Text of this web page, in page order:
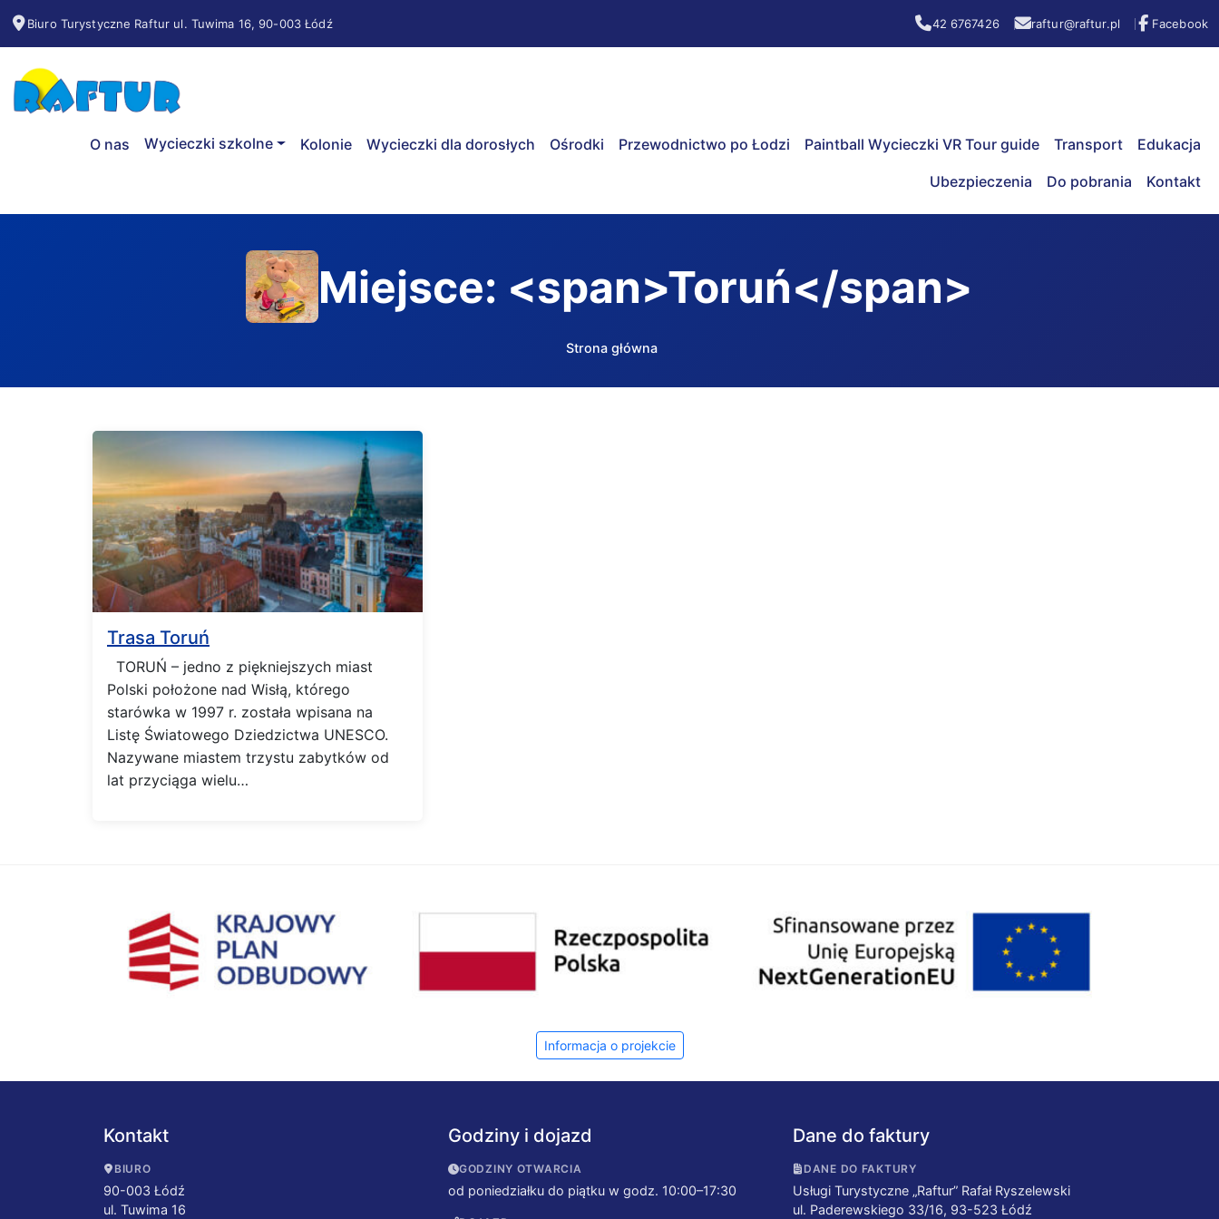
Biuro Turystyczne Raftur ul. Tuwima 16, 90-003 Łódź 42 6767426 raftur@raftur.pl Facebook
O nas Wycieczki szkolne Kolonie Wycieczki dla dorosłych Ośrodki Przewodnictwo po Łodzi Paintball Wycieczki VR Tour guide Transport Edukacja
Ubezpieczenia Do pobrania Kontakt
Miejsce: <span>Toruń</span>
Strona główna
Trasa Toruń
TORUŃ – jedno z piękniejszych miast
Polski położone nad Wisłą, którego
starówka w 1997 r. została wpisana na
Listę Światowego Dziedzictwa UNESCO.
Nazywane miastem trzystu zabytków od
lat przyciąga wielu…
Informacja o projekcie
Kontakt
BIURO
90-003 Łódź
ul. Tuwima 16
Godziny i dojazd
GODZINY OTWARCIA
od poniedziałku do piątku w godz. 10:00–17:30
Dane do faktury
DANE DO FAKTURY
Usługi Turystyczne „Raftur” Rafał Ryszelewski
ul. Paderewskiego 33/16, 93-523 Łódź